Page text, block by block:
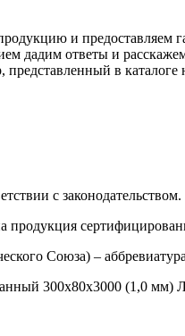
и предоставляем
дадим ответы и
в каталоге
с
продукция
Союза) –
300х80х3000 (1,0 мм)